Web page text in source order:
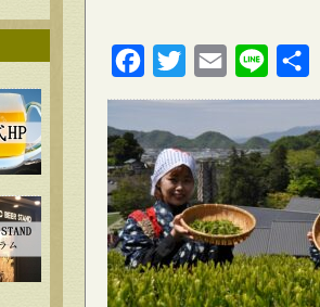
FacebookTwitter Email Line